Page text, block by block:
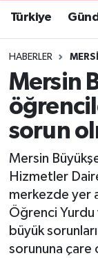
Türkiye
HABERLER
Mersin
sorun
Mersin
Hizmetler
merkezde yer
Öğrenci
büyük
sorununa çare
Süper Lig
Tüm
Son
Haber